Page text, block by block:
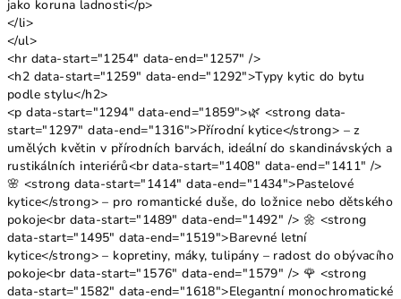
jako koruna ladnosti</p>
</li>
</ul>
<hr data-start="1254" data-end="1257" />
<h2 data-start="1259" data-end="1292">Typy kytic do bytu
podle stylu</h2>
<p data-start="1294" data-end="1859">🌿 <strong data-
start="1297" data-end="1316">Přírodní kytice</strong> – z
umělých květin v přírodních barvách, ideální do skandinávských a
rustikálních interiérů<br data-start="1408" data-end="1411" />
🌸 <strong data-start="1414" data-end="1434">Pastelové
kytice</strong> – pro romantické duše, do ložnice nebo dětského
pokoje<br data-start="1489" data-end="1492" /> 🌼 <strong
data-start="1495" data-end="1519">Barevné letní
kytice</strong> – kopretiny, máky, tulipány – radost do obývacího
pokoje<br data-start="1576" data-end="1579" /> 🌹 <strong
data-start="1582" data-end="1618">Elegantní monochromatické